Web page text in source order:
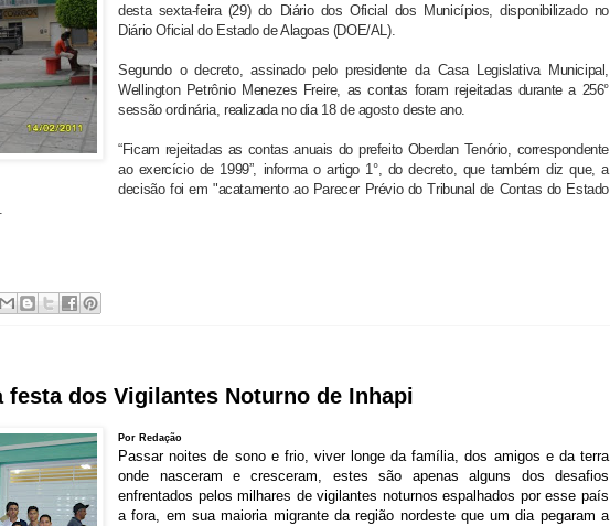
desta sexta-feira (29) do Diário dos Oficial dos Municípios, disponibilizado no
Diário Oficial do Estado de Alagoas (DOE/AL).
Segundo o decreto, assinado pelo presidente da Casa Legislativa Municipal,
Wellington Petrônio Menezes Freire, as contas foram rejeitadas durante a 256°
sessão ordinária, realizada no dia 18 de agosto deste ano.
“Ficam rejeitadas as contas anuais do prefeito Oberdan Tenório, correspondente
ao exercício de 1999”, informa o artigo 1°, do decreto, que também diz que, a
decisão foi em "acatamento ao Parecer Prévio do Tribunal de Contas do Estado
dos Vigilantes Noturno de Inhapi
Por Redação
Passar noites de sono e frio, viver longe da família, dos amigos e da terra
onde nasceram e cresceram, estes são apenas alguns dos desafios
enfrentados pelos milhares de vigilantes noturnos espalhados por esse país
a fora, em sua maioria migrante da região nordeste que um dia pegaram a